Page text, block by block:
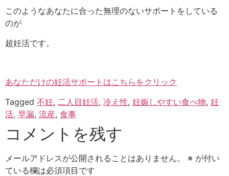
このようなあなたに合った無理のないサポートをしている
のが
超妊活です。
あなただけの妊活サポートはこちらをクリック
Tagged 不妊, 二人目妊活, 冷え性, 妊娠しやすい食べ物, 妊
活, 早漏, 流産, 食事
コメントを残す
メールアドレスが公開されることはありません。 ※ が付い
ている欄は必須項目です